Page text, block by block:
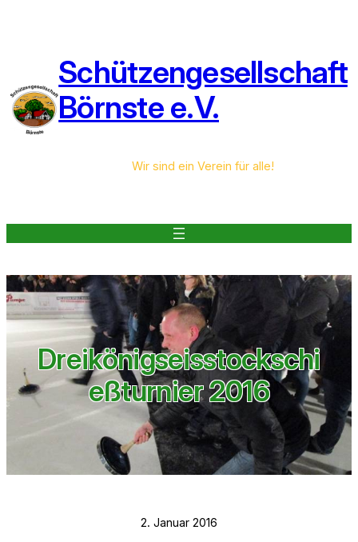
Schützengesellschaft
Börnste e.V.
Wir sind ein Verein für alle!
Dreikönigseisstockschi
eßturnier 2016
2. Januar 2016